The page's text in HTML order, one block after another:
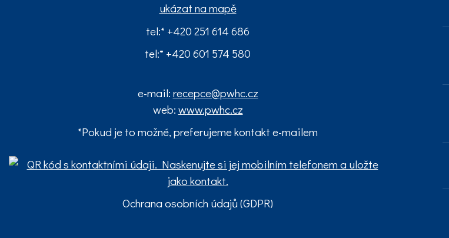
ukázat na mapě
tel:* +420 251 614 686
tel:* +420 601 574 580
e-mail: recepce@pwhc.cz
web: www.pwhc.cz
*Pokud je to možné, preferujeme kontakt e-mailem
Ochrana osobních údajů (GDPR)